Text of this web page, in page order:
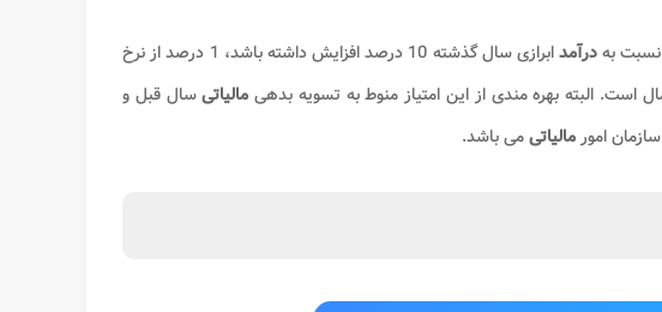
بهدرآمدابرازی سال گذشته 10 درصد افزایش داشته باشد، 1 درصد از نرخ
مالیاتیسال قبل و
امورمالیاتیمی باشد.